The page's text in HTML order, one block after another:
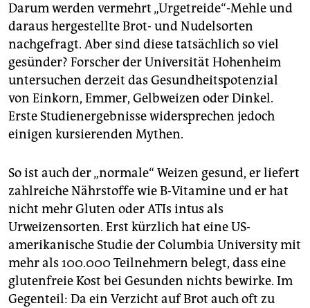
Darum werden vermehrt „Urgetreide“-Mehle und
daraus hergestellte Brot- und Nudelsorten
nachgefragt. Aber sind diese tatsächlich so viel
gesünder? Forscher der Universität Hohenheim
untersuchen derzeit das Gesundheitspotenzial
von Einkorn, Emmer, Gelbweizen oder Dinkel.
Erste Studienergebnisse widersprechen jedoch
einigen kursierenden Mythen.
So ist auch der „normale“ Weizen gesund, er liefert
zahlreiche Nährstoffe wie B-Vitamine und er hat
nicht mehr Gluten oder ATIs intus als
Urweizensorten. Erst kürzlich hat eine US-
amerikanische Studie der Columbia University mit
mehr als 100.000 Teilnehmern belegt, dass eine
glutenfreie Kost bei Gesunden nichts bewirke. Im
Gegenteil: Da ein Verzicht auf Brot auch oft zu